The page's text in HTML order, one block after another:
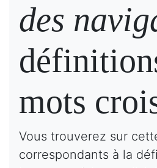
des
mots
Vous trouverez sur
correspondants à la